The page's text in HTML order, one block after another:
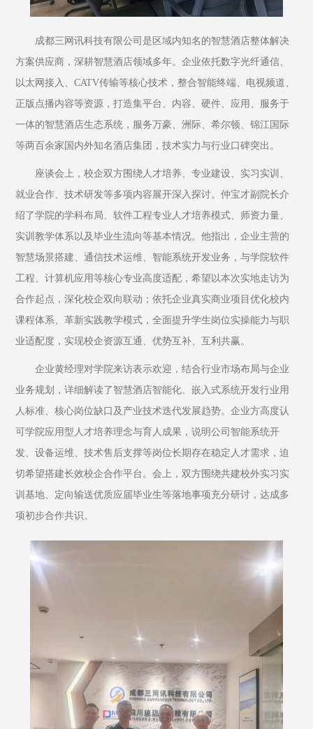
成都三网讯科技有限公司是区域内知名的智慧酒店整体解决
方案供应商，深耕智慧酒店领域多年。企业依托数字光纤通信、
以太网接入、CATV传输等核心技术，整合智能终端、电视频道、
正版点播内容等资源，打造集平台、内容、硬件、应用、服务于
一体的智慧酒店生态系统，服务万豪、洲际、希尔顿、锦江国际
等两百余家国内外知名酒店集团，技术实力与行业口碑突出。
座谈会上，校企双方围绕人才培养、专业建设、实习实训、
就业合作、技术研发等多项内容展开深入探讨。仲宝才副院长介
绍了学院的学科布局、软件工程专业人才培养模式、师资力量、
实训教学体系以及毕业生流向等基本情况。他指出，企业主营的
智慧场景搭建、通信技术运维、智能系统开发业务，与学院软件
工程、计算机应用等核心专业高度适配，希望以本次实地走访为
合作起点，深化校企双向联动；依托企业真实商业项目优化校内
课程体系、革新实践教学模式，全面提升学生岗位实操能力与职
业适配度，实现校企资源互通、优势互补、互利共赢。
企业黄经理对学院来访表示欢迎，结合行业市场布局与企业
业务规划，详细解读了智慧酒店智能化、嵌入式系统开发行业用
人标准、核心岗位缺口及产业技术迭代发展趋势。企业方高度认
可学院应用型人才培养理念与育人成果，说明公司智能系统开
发、设备运维、技术售后支撑等岗位长期存在稳定人才需求，迫
切希望搭建长效校企合作平台。会上，双方围绕共建校外实习实
训基地、定向输送优质应届毕业生等落地事项充分研讨，达成多
项初步合作共识。